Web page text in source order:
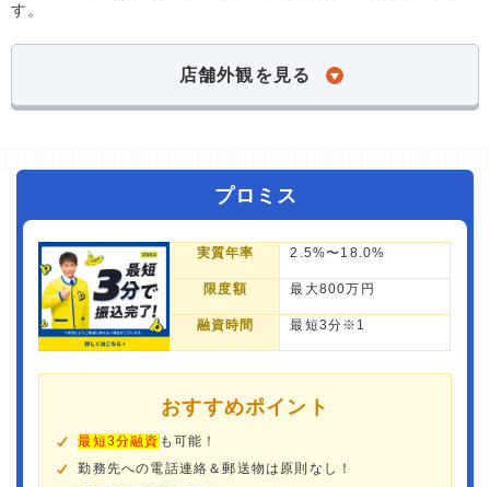
す。
店舗外観を見る
プロミス
実質年率 2.5%〜18.0%
限度額 最大800万円
融資時間 最短3分※1
おすすめポイント
最短3分融資 も可能！
勤務先への電話連絡＆郵送物は原則なし！